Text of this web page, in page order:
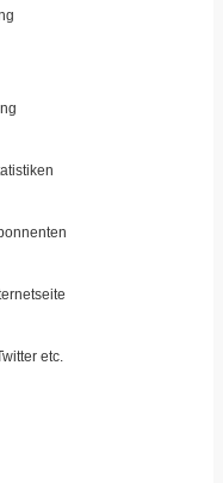
etc.